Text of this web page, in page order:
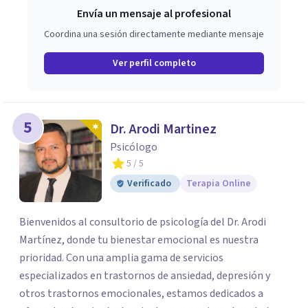
Envía un mensaje al profesional
Coordina una sesión directamente mediante mensaje
Ver perfil completo
5 Dr. Arodi Martinez
Psicólogo
5 / 5
Verificado
Terapia Online
Bienvenidos al consultorio de psicología del Dr. Arodi
Martínez, donde tu bienestar emocional es nuestra
prioridad. Con una amplia gama de servicios
especializados en trastornos de ansiedad, depresión y
otros trastornos emocionales, estamos dedicados a